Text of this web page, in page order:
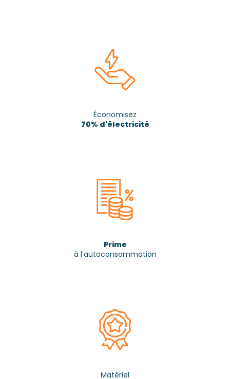
Économisez
70% d'électricité
Prime
à l’autoconsommation
Matériel